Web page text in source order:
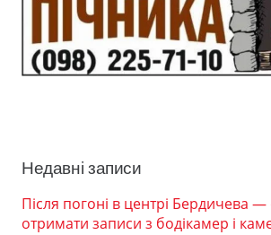
Недавні записи
Після погоні в центрі Бердичева —
отримати записи з бодікамер і